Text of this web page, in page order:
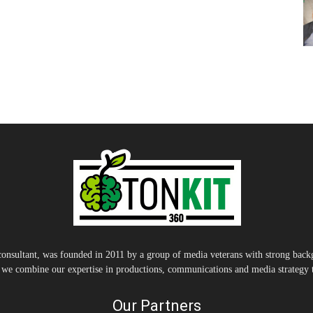
was founded in 2011 by a group of media veterans with strong
combine our expertise in productions, communications and media
Our Partners